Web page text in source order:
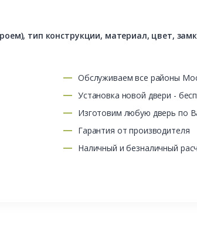
тип конструкции, материал, цвет,
Обслуживаем все районы
Установка новой двери -
Изготовим любую дверь по
Гарантия от производителя
Наличный и безналичный